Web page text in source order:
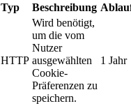
Typ Beschreibung
HTTP
Wird benötigt,
um die vom
Nutzer
ausgewählten
Cookie-
Präferenzen zu
speichern.
1 Jahr